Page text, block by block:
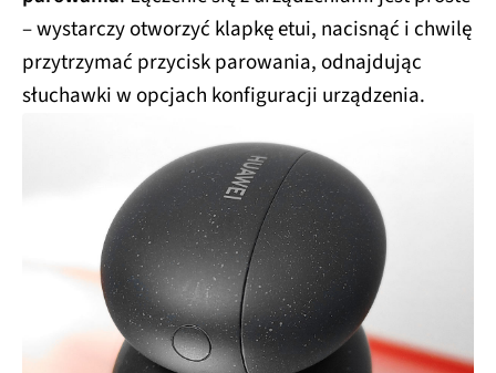
– wystarczy otworzyć klapkę etui, nacisnąć i chwilę
przytrzymać przycisk parowania, odnajdując
słuchawki w opcjach konfiguracji urządzenia.